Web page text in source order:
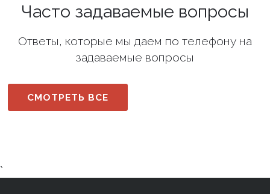
Часто задаваемые вопросы
Ответы, которые мы даем по телефону на
задаваемые вопросы
СМОТРЕТЬ ВСЕ
`